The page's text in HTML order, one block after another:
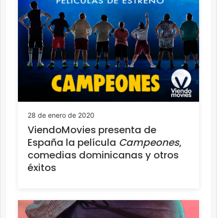
28 de enero de 2020
ViendoMovies presenta de
España la película Campeones,
comedias dominicanas y otros
éxitos